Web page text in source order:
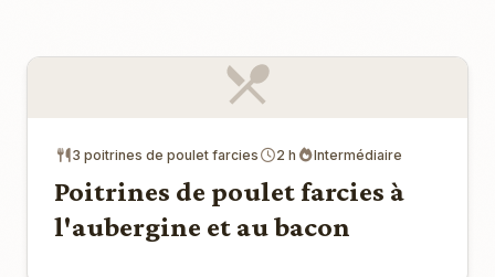
3 poitrines de poulet farcies 2 h Intermédiaire
Poitrines de poulet farcies à
l'aubergine et au bacon